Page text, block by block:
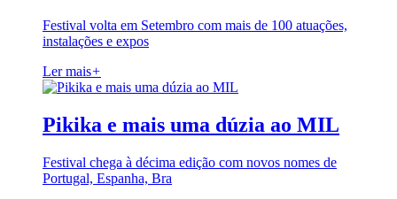
Festival volta em Setembro com mais de 100 atuações,
instalações e expos
Ler mais+
Pikika e mais uma dúzia ao MIL
Festival chega à décima edição com novos nomes de
Portugal, Espanha, Bra